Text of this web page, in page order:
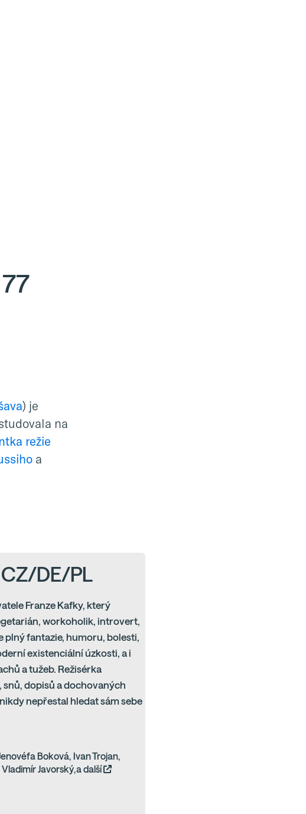
) je
na
režie
a
DE/PL
Franze Kafky, který
workoholik, introvert,
plný fantazie, humoru, bolesti,
existenciální úzkosti, a i
a tužeb. Režisérka
dopisů a dochovaných
nepřestal hledat sám sebe
Boková, Ivan Trojan,
Vladimír Javorský,a další